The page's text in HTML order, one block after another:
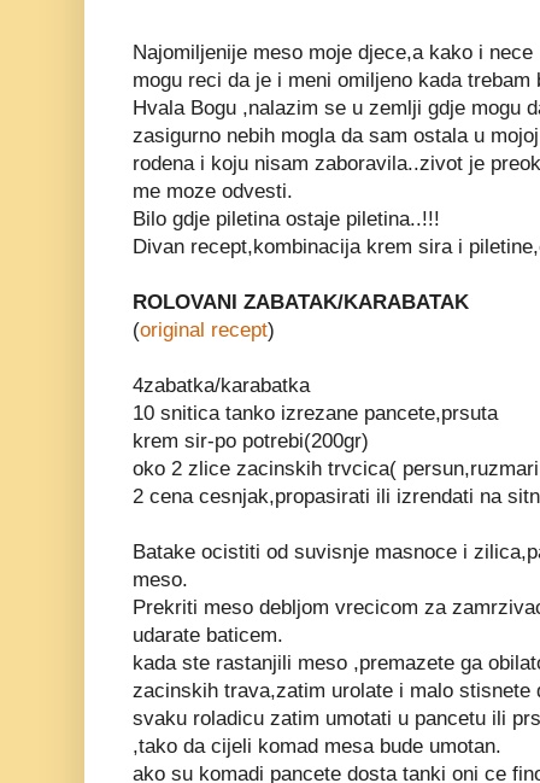
Najomiljenije meso moje djece,a kako i
mogu reci da je i meni omiljeno kada
Hvala Bogu ,nalazim se u zemlji gdje mogu
zasigurno nebih mogla da sam ostala u
rodena i koju nisam zaboravila..zivot je
me moze odvesti.
Bilo gdje piletina ostaje piletina..!!!
Divan recept,kombinacija krem sira i
ROLOVANI ZABATAK/KARABATAK
(original recept)
4zabatka/karabatka
10 snitica tanko izrezane pancete,prsuta
krem sir-po potrebi(200gr)
oko 2 zlice zacinskih trvcica(
2 cena cesnjak,propasirati ili izrendati na
Batake ocistiti od suvisnje masnoce i
meso.
Prekriti meso debljom vrecicom za
udarate baticem.
kada ste rastanjili meso ,premazete ga
zacinskih trava,zatim urolate i malo stisnete
svaku roladicu zatim umotati u pancetu ili
,tako da cijeli komad mesa bude umotan.
ako su komadi pancete dosta tanki oni ce